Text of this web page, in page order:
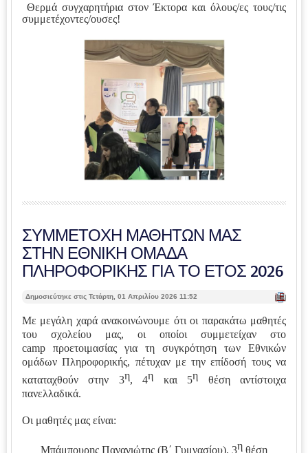
Θερμά συγχαρητήρια στον Έκτορα και όλους/ες τους/τις
συμμετέχοντες/ουσες!
ΣΥΜΜΕΤΟΧΗ ΜΑΘΗΤΩΝ ΜΑΣ
ΣΤΗΝ ΕΘΝΙΚΗ ΟΜΑΔΑ
ΠΛΗΡΟΦΟΡΙΚΗΣ ΓΙΑ ΤΟ ΕΤΟΣ 2026
| Ε
ύπ
ωσ
η |
Δημοσιεύτηκε στις Τετάρτη, 01 Απριλίου 2026 11:52
Με μεγάλη χαρά ανακοινώνουμε ότι οι παρακάτω μαθητές
του σχολείου μας, οι οποίοι συμμετείχαν στο
camp προετοιμασίας για τη συγκρότηση των Εθνικών
ομάδων Πληροφορικής, πέτυχαν με την επίδοσή τους να
καταταχθούν στην 3η, 4η και 5η θέση αντίστοιχα
πανελλαδικά.
Οι μαθητές μας είναι:
Μπάμπουρης Παναγιώτης (Β΄ Γυμνασίου), 3η θέση